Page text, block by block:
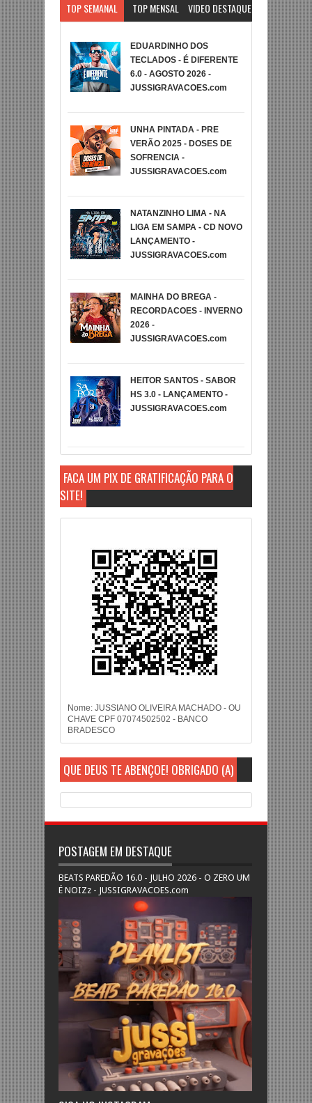
TOP SEMANAL TOP MENSAL VIDEO DESTAQUE
EDUARDINHO DOS
TECLADOS - É DIFERENTE
6.0 - AGOSTO 2026 -
JUSSIGRAVACOES.com
UNHA PINTADA - PRE
VERÃO 2025 - DOSES DE
SOFRENCIA -
JUSSIGRAVACOES.com
NATANZINHO LIMA - NA
LIGA EM SAMPA - CD NOVO
LANÇAMENTO -
JUSSIGRAVACOES.com
MAINHA DO BREGA -
RECORDACOES - INVERNO
2026 -
JUSSIGRAVACOES.com
HEITOR SANTOS - SABOR
HS 3.0 - LANÇAMENTO -
JUSSIGRAVACOES.com
FAÇA UM PIX DE GRATIFICAÇÃO PARA O
SITE!
Nome: JUSSIANO OLIVEIRA MACHADO - OU
CHAVE CPF 07074502502 - BANCO
BRADESCO
QUE DEUS TE ABENÇOE! OBRIGADO (A)
POSTAGEM EM DESTAQUE
BEATS PAREDÃO 16.0 - JULHO 2026 - O ZERO UM
É NOIZz - JUSSIGRAVACOES.com